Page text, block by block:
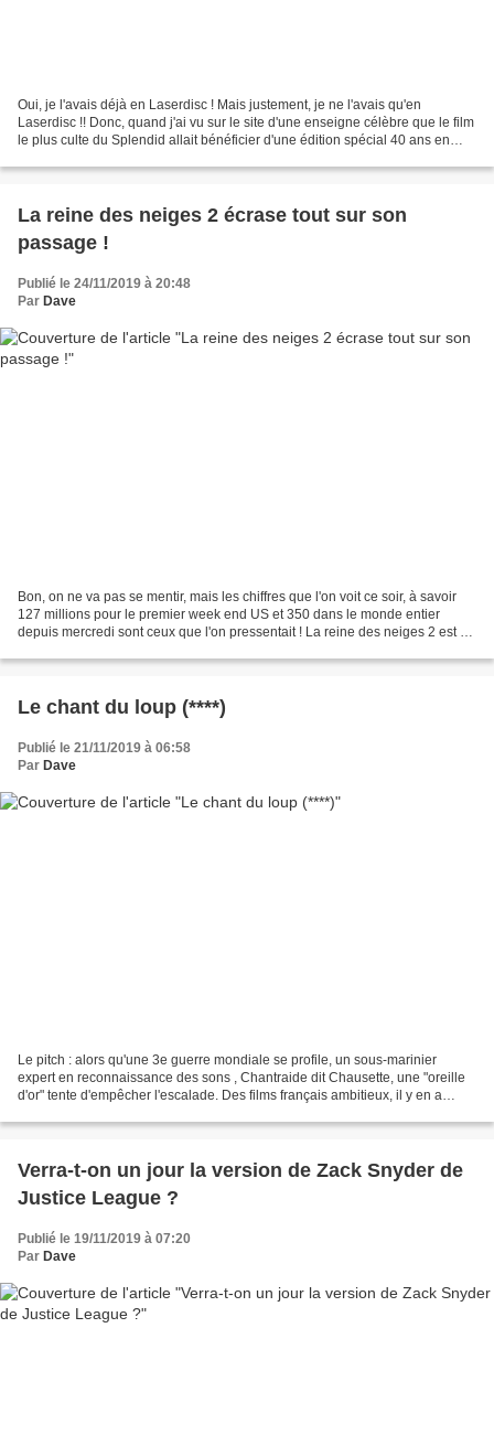
Oui, je l'avais déjà en Laserdisc ! Mais justement, je ne l'avais qu'en
Laserdisc !! Donc, quand j'ai vu sur le site d'une enseigne célèbre que le film
le plus culte du Splendid allait bénéficier d'une édition spécial 40 ans en
La reine des neiges 2 écrase tout sur son
passage !
Publié le 24/11/2019 à 20:48
Par Dave
Bon, on ne va pas se mentir, mais les chiffres que l'on voit ce soir, à savoir
127 millions pour le premier week end US et 350 dans le monde entier
depuis mercredi sont ceux que l'on pressentait ! La reine des neiges 2 est un
Le chant du loup (****)
Publié le 21/11/2019 à 06:58
Par Dave
Le pitch : alors qu'une 3e guerre mondiale se profile, un sous-marinier
expert en reconnaissance des sons , Chantraide dit Chausette, une "oreille
d'or" tente d'empêcher l'escalade. Des films français ambitieux, il y en a
Verra-t-on un jour la version de Zack Snyder de
Justice League ?
Publié le 19/11/2019 à 07:20
Par Dave